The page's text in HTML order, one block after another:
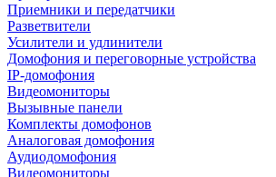
Приемники и передатчики
Разветвители
Усилители и удлинители
Домофония и переговорные устройства
IP-домофония
Видеомониторы
Вызывные панели
Комплекты домофонов
Аналоговая домофония
Аудиодомофония
Видеомониторы